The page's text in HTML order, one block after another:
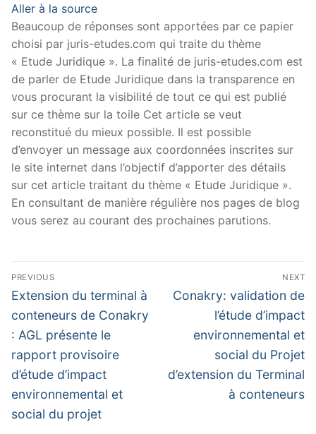
Aller à la source
Beaucoup de réponses sont apportées par ce papier
choisi par juris-etudes.com qui traite du thème
« Etude Juridique ». La finalité de juris-etudes.com est
de parler de Etude Juridique dans la transparence en
vous procurant la visibilité de tout ce qui est publié
sur ce thème sur la toile Cet article se veut
reconstitué du mieux possible. Il est possible
d’envoyer un message aux coordonnées inscrites sur
le site internet dans l’objectif d’apporter des détails
sur cet article traitant du thème « Etude Juridique ».
En consultant de manière régulière nos pages de blog
vous serez au courant des prochaines parutions.
Navigation
de
l’article
PREVIOUS
Previous
post:
Extension du terminal à
conteneurs de Conakry
: AGL présente le
rapport provisoire
d’étude d’impact
environnemental et
social du projet
NEXT
Next
Conakry: validation de
l’étude d’impact
environnemental et
social du Projet
d’extension du Terminal
à conteneurs